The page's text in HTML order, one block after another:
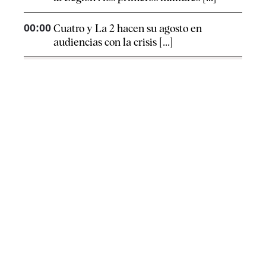
00:00 Cuatro y La 2 hacen su agosto en
audiencias con la crisis [...]